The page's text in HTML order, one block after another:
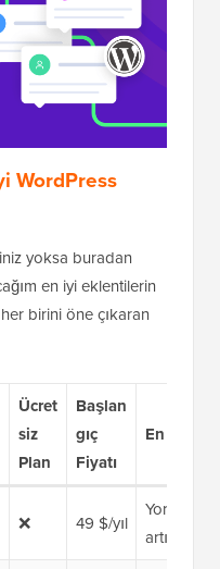
WordPress
yoksa buradan
en iyi eklentilerin
birini öne çıkaran
Ücret
siz
Plan
Başlan
gıç
Fiyatı
En İyisi
❌ 49 $/yıl
Yorum
artırmak.